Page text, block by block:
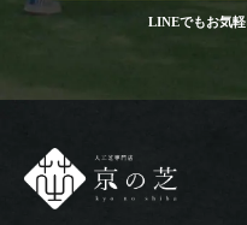
LINEでもお気